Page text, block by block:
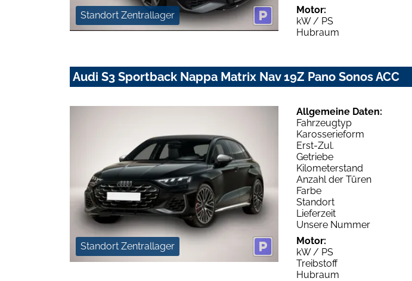
Standort Zentrallager
Motor:
kW / PS
Hubraum
Audi S3 Sportback Nappa Matrix Nav 19Z Pano Sonos ACC
Standort Zentrallager
Allgemeine Daten:
Fahrzeugtyp
Karosserieform
Erst-Zul.
Getriebe
Kilometerstand
Anzahl der Türen
Farbe
Standort
Lieferzeit
Unsere Nummer
Motor:
kW / PS
Treibstoff
Hubraum